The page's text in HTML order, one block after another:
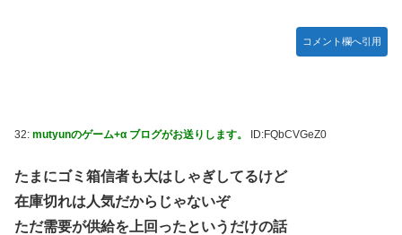
コメント欄へ引用
32: mutyunのゲーム+α ブログがお送りします。 ID:FQbCVGeZ0
たまにゴミ箱信者も大はしゃぎしてるけど
在庫切れは人気だからじゃないぞ
ただ需要が供給を上回ったというだけの話